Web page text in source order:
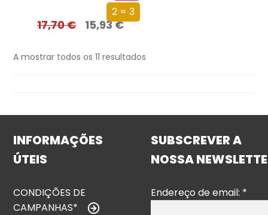
2 = 3
17,70€ 15,93€
A mostrar todos os 11 resultados
INFORMAÇÕES
ÚTEIS
CONDIÇÕES DE
CAMPANHAS*
SUBSCREVER A
NOSSA
Endereço de email: *